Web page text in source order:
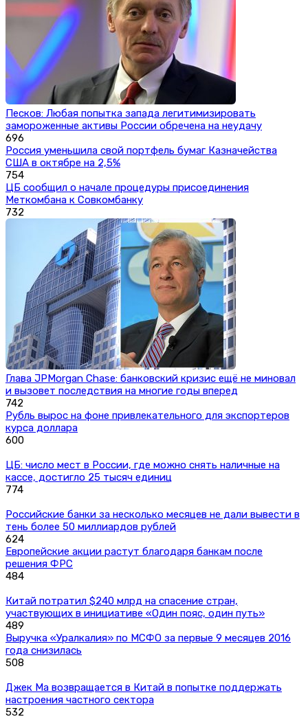
Песков: Любая попытка запада легитимизировать
замороженные активы России обречена на неудачу
696
Россия уменьшила свой портфель бумаг Казначейства
США в октябре на 2,5%
754
ЦБ сообщил о начале процедуры присоединения
Меткомбана к Совкомбанку
732
Глава JPMorgan Chase: банковский кризис ещё не миновал
и вызовет последствия на многие годы вперед
742
Рубль вырос на фоне привлекательного для экспортеров
курса доллара
600
ЦБ: число мест в России, где можно снять наличные на
кассе, достигло 25 тысяч единиц
774
Российские банки за несколько месяцев не дали вывести в
тень более 50 миллиардов рублей
624
Европейские акции растут благодаря банкам после
решения ФРС
484
Китай потратил $240 млрд на спасение стран,
участвующих в инициативе «Один пояс, один путь»
489
Выручка «Уралкалия» по МСФО за первые 9 месяцев 2016
года снизилась
508
Джек Ма возвращается в Китай в попытке поддержать
настроения частного сектора
532